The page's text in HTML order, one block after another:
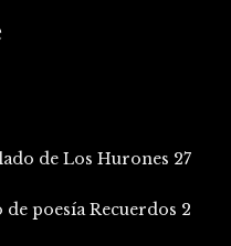
de Los Hurones 27
poesía Recuerdos 2